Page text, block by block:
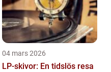
04 mars 2026
LP-skivor: En tidslös resa